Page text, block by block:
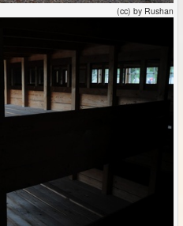
(cc) by Rushan